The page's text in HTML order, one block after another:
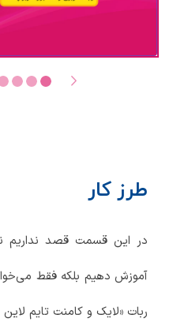
طرز کار
در این قسمت قصد نداریم
آموزش دهیم بلکه فقط
ربات «لایک و کامنت تایم لاین